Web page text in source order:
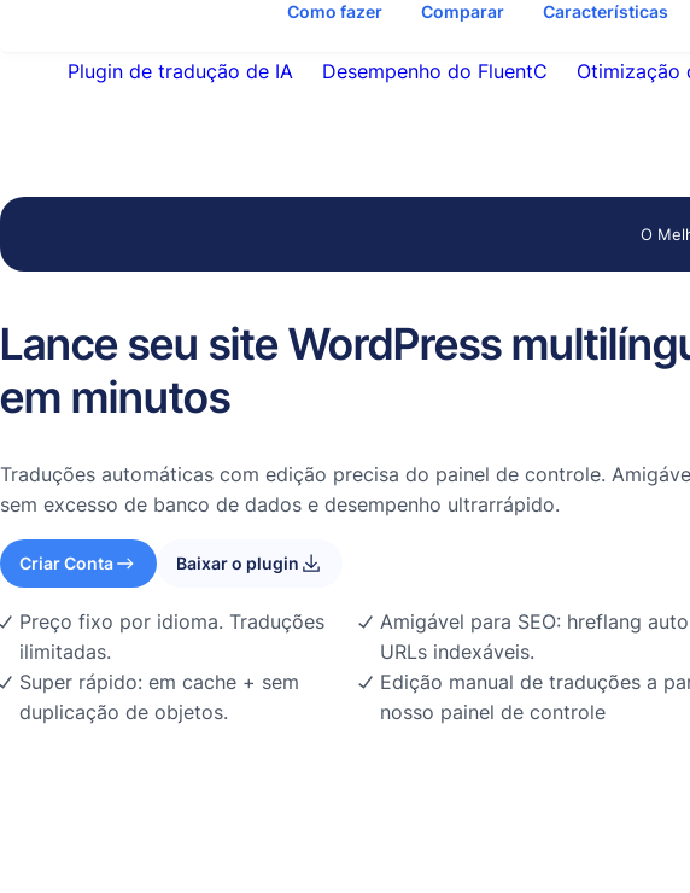
Como fazer Comparar Características
Plugin de tradução de IA Desempenho do FluentC Otimização
O
Lance seu site WordPress
em minutos
Traduções automáticas com edição precisa do painel de controle.
sem excesso de banco de dados e desempenho ultrarrápido.
Criar Conta Baixar o plugin
Preço fixo por idioma. Traduções
ilimitadas.
Super rápido: em cache + sem
duplicação de objetos.
Amigável para SEO: hreflang
URLs indexáveis.
Edição manual de traduções a
nosso painel de controle